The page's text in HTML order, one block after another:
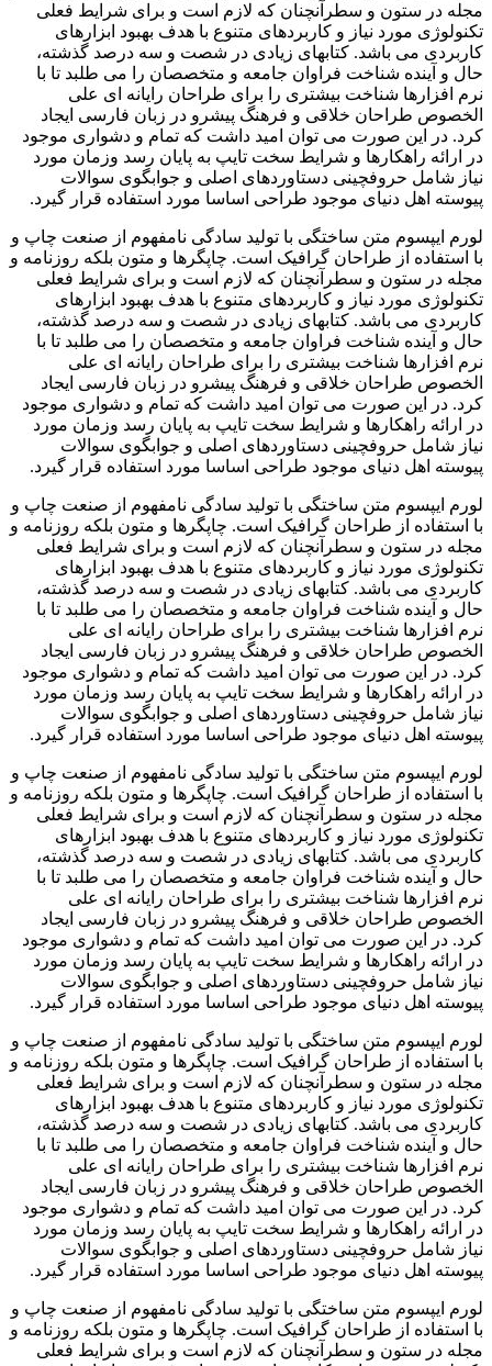
مجله در ستون و سطرآنچنان که لازم است و برای شرایط فعلی
تکنولوژی مورد نیاز و کاربردهای متنوع با هدف بهبود ابزارهای
کاربردی می باشد. کتابهای زیادی در شصت و سه درصد گذشته،
حال و آینده شناخت فراوان جامعه و متخصصان را می طلبد تا با
نرم افزارها شناخت بیشتری را برای طراحان رایانه ای علی
الخصوص طراحان خلاقی و فرهنگ پیشرو در زبان فارسی ایجاد
کرد. در این صورت می توان امید داشت که تمام و دشواری موجود
در ارائه راهکارها و شرایط سخت تایپ به پایان رسد وزمان مورد
نیاز شامل حروفچینی دستاوردهای اصلی و جوابگوی سوالات
پیوسته اهل دنیای موجود طراحی اساسا مورد استفاده قرار گیرد.
لورم ایپسوم متن ساختگی با تولید سادگی نامفهوم از صنعت چاپ و
با استفاده از طراحان گرافیک است. چاپگرها و متون بلکه روزنامه و
مجله در ستون و سطرآنچنان که لازم است و برای شرایط فعلی
تکنولوژی مورد نیاز و کاربردهای متنوع با هدف بهبود ابزارهای
کاربردی می باشد. کتابهای زیادی در شصت و سه درصد گذشته،
حال و آینده شناخت فراوان جامعه و متخصصان را می طلبد تا با
نرم افزارها شناخت بیشتری را برای طراحان رایانه ای علی
الخصوص طراحان خلاقی و فرهنگ پیشرو در زبان فارسی ایجاد
کرد. در این صورت می توان امید داشت که تمام و دشواری موجود
در ارائه راهکارها و شرایط سخت تایپ به پایان رسد وزمان مورد
نیاز شامل حروفچینی دستاوردهای اصلی و جوابگوی سوالات
پیوسته اهل دنیای موجود طراحی اساسا مورد استفاده قرار گیرد.
لورم ایپسوم متن ساختگی با تولید سادگی نامفهوم از صنعت چاپ و
با استفاده از طراحان گرافیک است. چاپگرها و متون بلکه روزنامه و
مجله در ستون و سطرآنچنان که لازم است و برای شرایط فعلی
تکنولوژی مورد نیاز و کاربردهای متنوع با هدف بهبود ابزارهای
کاربردی می باشد. کتابهای زیادی در شصت و سه درصد گذشته،
حال و آینده شناخت فراوان جامعه و متخصصان را می طلبد تا با
نرم افزارها شناخت بیشتری را برای طراحان رایانه ای علی
الخصوص طراحان خلاقی و فرهنگ پیشرو در زبان فارسی ایجاد
کرد. در این صورت می توان امید داشت که تمام و دشواری موجود
در ارائه راهکارها و شرایط سخت تایپ به پایان رسد وزمان مورد
نیاز شامل حروفچینی دستاوردهای اصلی و جوابگوی سوالات
پیوسته اهل دنیای موجود طراحی اساسا مورد استفاده قرار گیرد.
لورم ایپسوم متن ساختگی با تولید سادگی نامفهوم از صنعت چاپ و
با استفاده از طراحان گرافیک است. چاپگرها و متون بلکه روزنامه و
مجله در ستون و سطرآنچنان که لازم است و برای شرایط فعلی
تکنولوژی مورد نیاز و کاربردهای متنوع با هدف بهبود ابزارهای
کاربردی می باشد. کتابهای زیادی در شصت و سه درصد گذشته،
حال و آینده شناخت فراوان جامعه و متخصصان را می طلبد تا با
نرم افزارها شناخت بیشتری را برای طراحان رایانه ای علی
الخصوص طراحان خلاقی و فرهنگ پیشرو در زبان فارسی ایجاد
کرد. در این صورت می توان امید داشت که تمام و دشواری موجود
در ارائه راهکارها و شرایط سخت تایپ به پایان رسد وزمان مورد
نیاز شامل حروفچینی دستاوردهای اصلی و جوابگوی سوالات
پیوسته اهل دنیای موجود طراحی اساسا مورد استفاده قرار گیرد.
لورم ایپسوم متن ساختگی با تولید سادگی نامفهوم از صنعت چاپ و
با استفاده از طراحان گرافیک است. چاپگرها و متون بلکه روزنامه و
مجله در ستون و سطرآنچنان که لازم است و برای شرایط فعلی
تکنولوژی مورد نیاز و کاربردهای متنوع با هدف بهبود ابزارهای
کاربردی می باشد. کتابهای زیادی در شصت و سه درصد گذشته،
حال و آینده شناخت فراوان جامعه و متخصصان را می طلبد تا با
نرم افزارها شناخت بیشتری را برای طراحان رایانه ای علی
الخصوص طراحان خلاقی و فرهنگ پیشرو در زبان فارسی ایجاد
کرد. در این صورت می توان امید داشت که تمام و دشواری موجود
در ارائه راهکارها و شرایط سخت تایپ به پایان رسد وزمان مورد
نیاز شامل حروفچینی دستاوردهای اصلی و جوابگوی سوالات
پیوسته اهل دنیای موجود طراحی اساسا مورد استفاده قرار گیرد.
لورم ایپسوم متن ساختگی با تولید سادگی نامفهوم از صنعت چاپ و
با استفاده از طراحان گرافیک است. چاپگرها و متون بلکه روزنامه و
مجله در ستون و سطرآنچنان که لازم است و برای شرایط فعلی